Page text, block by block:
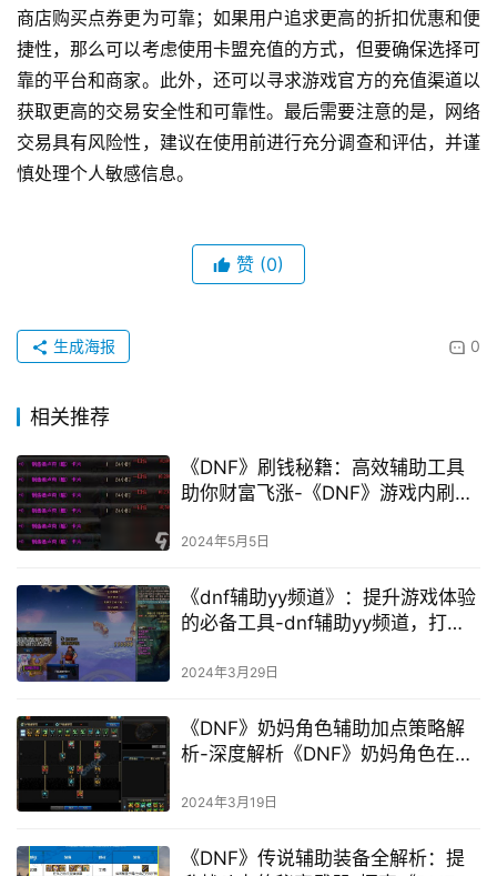
商店购买点券更为可靠；如果用户追求更高的折扣优惠和便
捷性，那么可以考虑使用卡盟充值的方式，但要确保选择可
靠的平台和商家。此外，还可以寻求游戏官方的充值渠道以
获取更高的交易安全性和可靠性。最后需要注意的是，网络
交易具有风险性，建议在使用前进行充分调查和评估，并谨
慎处理个人敏感信息。
赞 (0)
0
生成海报
相关推荐
《DNF》刷钱秘籍：高效辅助工具
助你财富飞涨-《DNF》游戏内刷钱
2024年5月5日
《dnf辅助yy频道》：提升游戏体验
的必备工具-dnf辅助yy频道，打造
2024年3月29日
《DNF》奶妈角色辅助加点策略解
析-深度解析《DNF》奶妈角色在团
2024年3月19日
《DNF》传说辅助装备全解析：提